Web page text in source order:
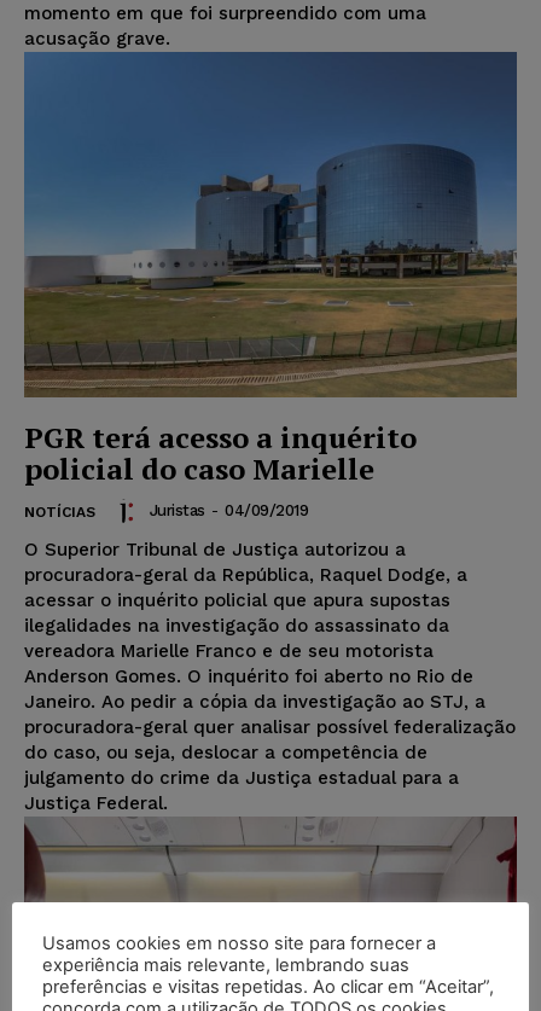
momento em que foi surpreendido com uma
acusação grave.
PGR terá acesso a inquérito
policial do caso Marielle
NOTÍCIAS Juristas - 04/09/2019
O Superior Tribunal de Justiça autorizou a
procuradora-geral da República, Raquel Dodge, a
acessar o inquérito policial que apura supostas
ilegalidades na investigação do assassinato da
vereadora Marielle Franco e de seu motorista
Anderson Gomes. O inquérito foi aberto no Rio de
Janeiro. Ao pedir a cópia da investigação ao STJ, a
procuradora-geral quer analisar possível federalização
do caso, ou seja, deslocar a competência de
julgamento do crime da Justiça estadual para a
Justiça Federal.
Usamos cookies em nosso site para fornecer a
experiência mais relevante, lembrando suas
preferências e visitas repetidas. Ao clicar em “Aceitar”,